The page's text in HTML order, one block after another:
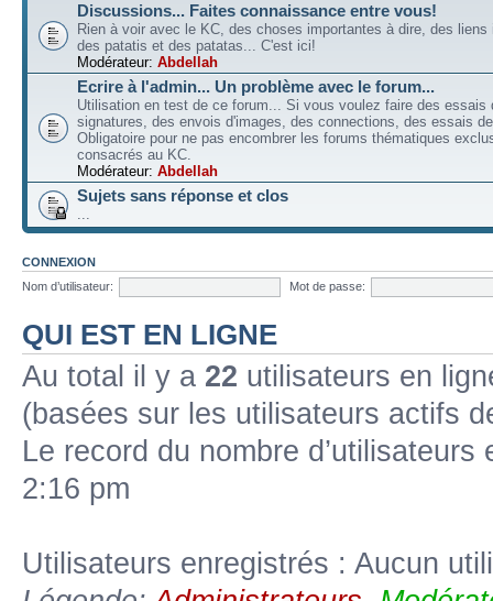
Discussions... Faites connaissance entre vous!
Rien à voir avec le KC, des choses importantes à dire, des liens
des patatis et des patatas... C'est ici!
Modérateur: Abdellah
Ecrire à l'admin... Un problème avec le forum...
Utilisation en test de ce forum... Si vous voulez faire des essais
signatures, des envois d'images, des connections, des essais
Obligatoire pour ne pas encombrer les forums thématiques
consacrés au KC.
Modérateur: Abdellah
Sujets sans réponse et clos
...
CONNEXION
Nom d’utilisateur:
Mot de passe:
QUI EST EN LIGNE
Au total il y a 22 utilisateurs en
(basées sur les utilisateurs actifs
Le record du nombre
2:16 pm
Utilisateurs enregistrés : Aucun